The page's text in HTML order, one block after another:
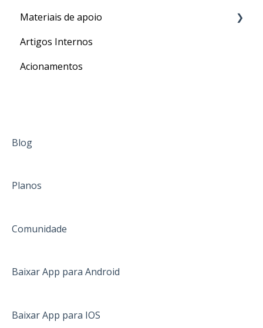
Processos
Materiais de apoio
Para o seu Intercâmbio
Artigos Internos
Acionamentos
Blog
Planos
Comunidade
Baixar App para Android
Baixar App para IOS